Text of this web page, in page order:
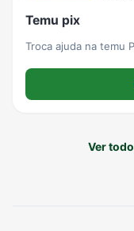
Temu pix
Ver